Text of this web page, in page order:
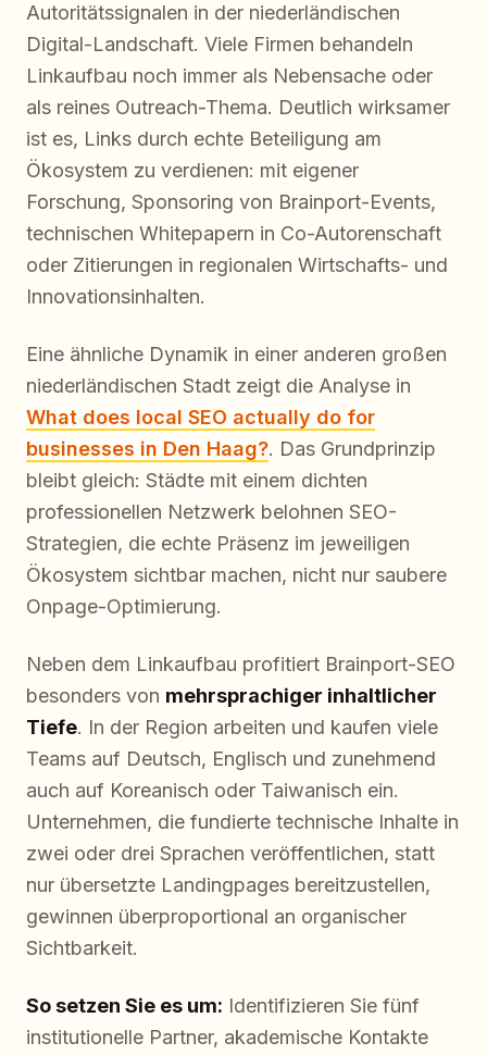
Autoritätssignalen in der niederländischen
Digital-Landschaft. Viele Firmen behandeln
Linkaufbau noch immer als Nebensache oder
als reines Outreach-Thema. Deutlich wirksamer
ist es, Links durch echte Beteiligung am
Ökosystem zu verdienen: mit eigener
Forschung, Sponsoring von Brainport-Events,
technischen Whitepapern in Co-Autorenschaft
oder Zitierungen in regionalen Wirtschafts- und
Innovationsinhalten.
Eine ähnliche Dynamik in einer anderen großen
niederländischen Stadt zeigt die Analyse in
What does local SEO actually do for
businesses in Den Haag?. Das Grundprinzip
bleibt gleich: Städte mit einem dichten
professionellen Netzwerk belohnen SEO-
Strategien, die echte Präsenz im jeweiligen
Ökosystem sichtbar machen, nicht nur saubere
Onpage-Optimierung.
Neben dem Linkaufbau profitiert Brainport-SEO
besonders von mehrsprachiger inhaltlicher
Tiefe. In der Region arbeiten und kaufen viele
Teams auf Deutsch, Englisch und zunehmend
auch auf Koreanisch oder Taiwanisch ein.
Unternehmen, die fundierte technische Inhalte in
zwei oder drei Sprachen veröffentlichen, statt
nur übersetzte Landingpages bereitzustellen,
gewinnen überproportional an organischer
Sichtbarkeit.
So setzen Sie es um: Identifizieren Sie fünf
institutionelle Partner, akademische Kontakte